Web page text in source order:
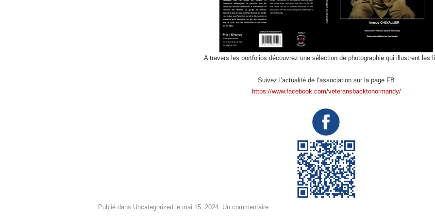
A travers les portfolios découvrez une sélection de photographie qui illustrent les
Suivez l’actualité de l’association sur la page FB
https://www.facebook.com/veteransbacktonormandy/
Publié dans Uncategorized le mai 15, 2024 Un commentaire